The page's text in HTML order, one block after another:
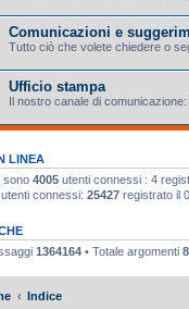
Comunicazioni e
Tutto ciò che volete chiedere o
Ufficio stampa
Il nostro canale di
LINEA
sono 4005 utenti connessi : 4
connessi: 25427 registrato il
1364164 • Totale argomenti
Indice